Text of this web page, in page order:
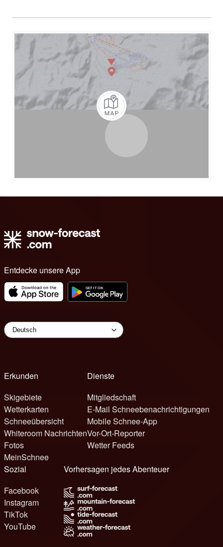
Entdecke unsere App
Erkunden
Skigebiete
Wetterkarten
Schneeübersicht
Whiteroom Nachrichten
Fotos
MeinSchnee
Dienste
Mitgliedschaft
E-Mail Schneebenachrichtigungen
Mobile Schnee-App
Vor-Ort-Reporter
Wetter Feeds
Sozial
Facebook
Instagram
TikTok
YouTube
Vorhersagen jedes Abenteuer